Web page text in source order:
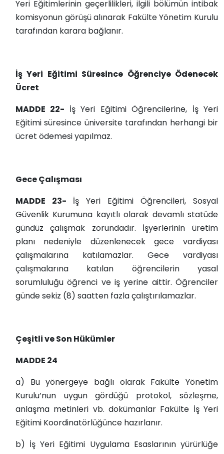
Yeri Eğitimlerinin geçerlilikleri, ilgili bölümün intibak
komisyonun görüşü alınarak Fakülte Yönetim Kurulu
tarafından karara bağlanır.
İş Yeri Eğitimi Süresince Öğrenciye Ödenecek
Ücret
MADDE 22- İş Yeri Eğitimi Öğrencilerine, İş Yeri
Eğitimi süresince üniversite tarafından herhangi bir
ücret ödemesi yapılmaz.
Gece Çalışması
MADDE 23- İş Yeri Eğitimi Öğrencileri, Sosyal
Güvenlik Kurumuna kayıtlı olarak devamlı statüde
gündüz çalışmak zorundadır. İşyerlerinin üretim
planı nedeniyle düzenlenecek gece vardiyası
çalışmalarına katılamazlar. Gece vardiyası
çalışmalarına katılan öğrencilerin yasal
sorumluluğu öğrenci ve iş yerine aittir. Öğrenciler
günde sekiz (8) saatten fazla çalıştırılamazlar.
Çeşitli ve Son Hükümler
MADDE 24
a) Bu yönergeye bağlı olarak Fakülte Yönetim
Kurulu’nun uygun gördüğü protokol, sözleşme,
anlaşma metinleri vb. dokümanlar Fakülte İş Yeri
Eğitimi Koordinatörlüğünce hazırlanır.
b) İş Yeri Eğitimi Uygulama Esaslarının yürürlüğe